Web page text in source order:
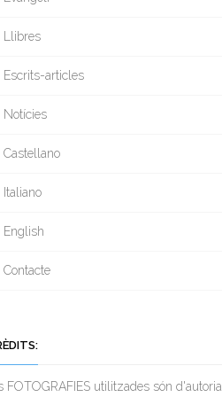
Llibres
Escrits-articles
Notícies
Castellano
Italiano
English
Contacte
FOTOGRAFIES utilitzades són d'autoria